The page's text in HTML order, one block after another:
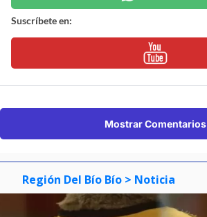
Suscríbete en:
Mostrar Comentarios
Región Del Bío Bío > Noticia